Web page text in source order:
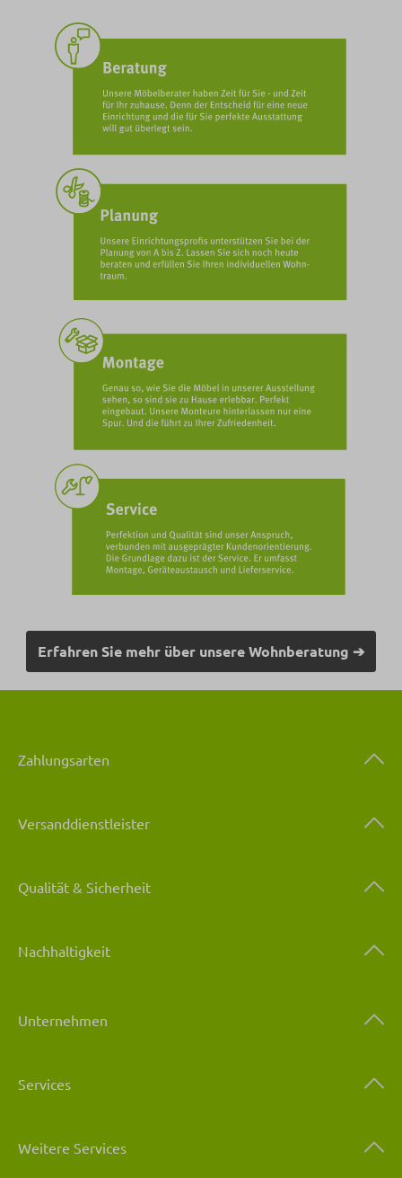
Erfahren Sie mehr über unsere Wohnberatung ➔
Zahlungsarten
Versanddienstleister
Qualität & Sicherheit
Nachhaltigkeit
Unternehmen
Services
Weitere Services